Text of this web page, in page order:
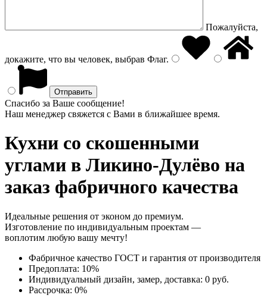
Пожалуйста,
докажите, что вы человек, выбрав Флаг.
Спасибо за Ваше сообщение!
Наш менеджер свяжется с Вами в ближайшее время.
Кухни со скошенными
углами в Ликино-Дулёво на
заказ фабричного качества
Идеальные решения от эконом до премиум.
Изготовление по индивидуальным проектам —
воплотим любую вашу мечту!
Фабричное качество ГОСТ и гарантия от производителя
Предоплата: 10%
Индивидуальный дизайн, замер, доставка: 0 руб.
Рассрочка: 0%